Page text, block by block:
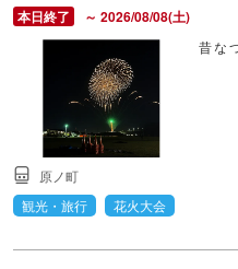
～ 2026/08/08(土)
昔な
原ノ町
観光・旅行
花火大会